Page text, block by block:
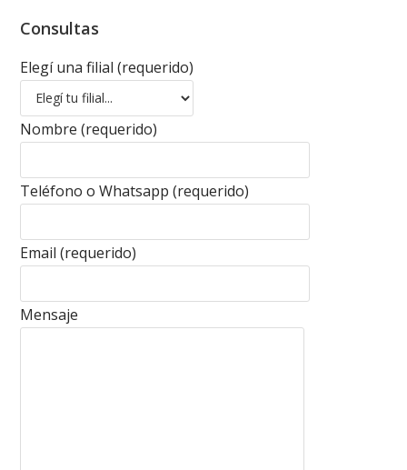
Consultas
Elegí una filial (requerido)
Nombre (requerido)
Teléfono o Whatsapp (requerido)
Email (requerido)
Mensaje